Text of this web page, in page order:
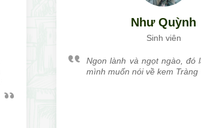
Như Quỳnh
Sinh viên
Ngon lành và ngọt ngào, đó
mình muốn nói về kem Tràng